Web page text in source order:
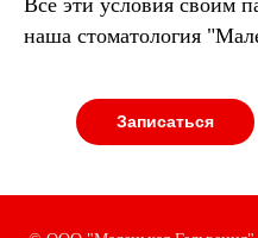
наша стоматология
Записаться